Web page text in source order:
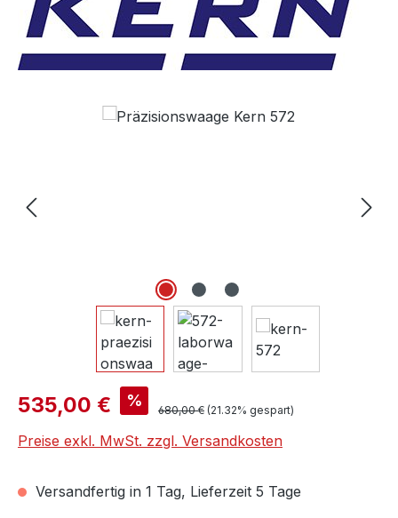
Bildergalerie überspringen
Verkaufspreis:
535,00 € % Regulärer Preis:
680,00 € (21.32% gespart)
Preise exkl. MwSt. zzgl. Versandkosten
Versandfertig in 1 Tag, Lieferzeit 5 Tage